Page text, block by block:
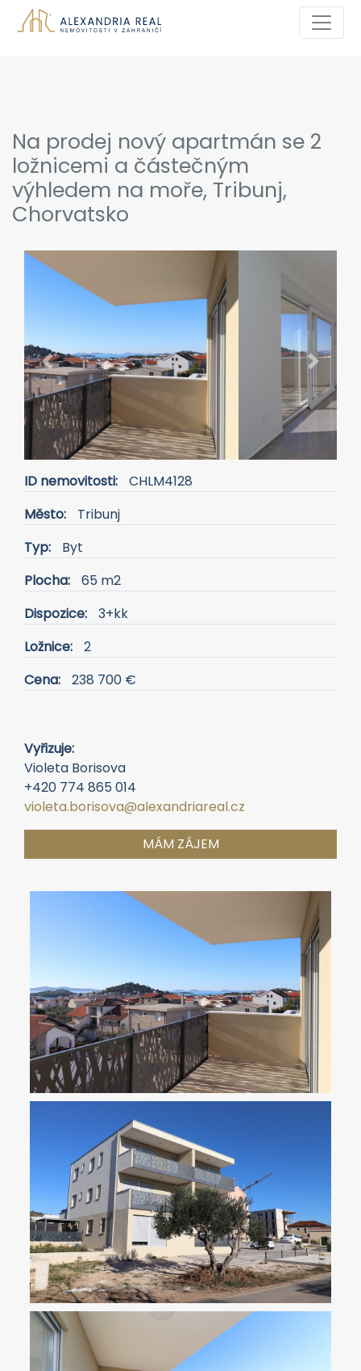
Na prodej nový apartmán se 2
ložnicemi a částečným
výhledem na moře, Tribunj,
Chorvatsko
Previous Next
ID nemovitosti:
CHLM4128
Město:
Tribunj
Typ:
Byt
Plocha:
65 m2
Dispozice:
3+kk
Ložnice:
2
Cena:
238 700 €
Vyřizuje:
Violeta Borisova
+420 774 865 014
violeta.borisova@alexandriareal.cz
MÁM ZÁJEM